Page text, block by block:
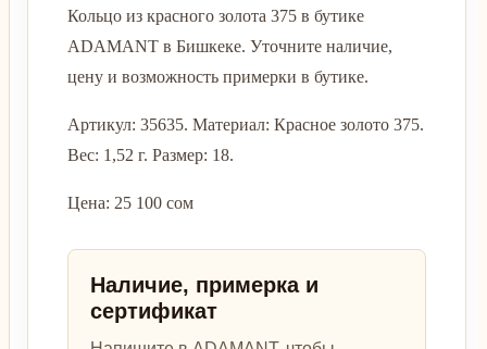
Кольцо из красного золота 375 в бутике
ADAMANT в Бишкеке. Уточните наличие,
цену и возможность примерки в бутике.
Артикул: 35635. Материал: Красное золото 375.
Вес: 1,52 г. Размер: 18.
Цена: 25 100 сом
Наличие, примерка и
сертификат